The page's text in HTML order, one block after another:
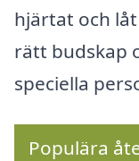
hjärtat och
rätt budskap
speciella
Populära